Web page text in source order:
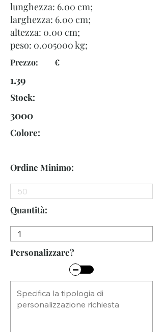
lunghezza: 6.00 cm;
larghezza: 6.00 cm;
altezza: 0.00 cm;
peso: 0.005000kg;
Prezzo: €
1.39
Stock:
3000
Colore:
Ordine Minimo:
Quantità:
Personalizzare?